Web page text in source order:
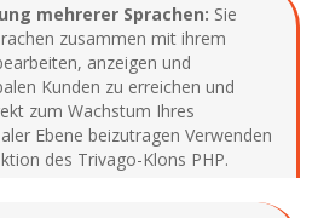
mehrerer Sprachen: Sie
zusammen mit ihrem
anzeigen und
Kunden zu erreichen und
zum Wachstum Ihres
Ebene beizutragen Verwenden
des Trivago-Klons PHP.